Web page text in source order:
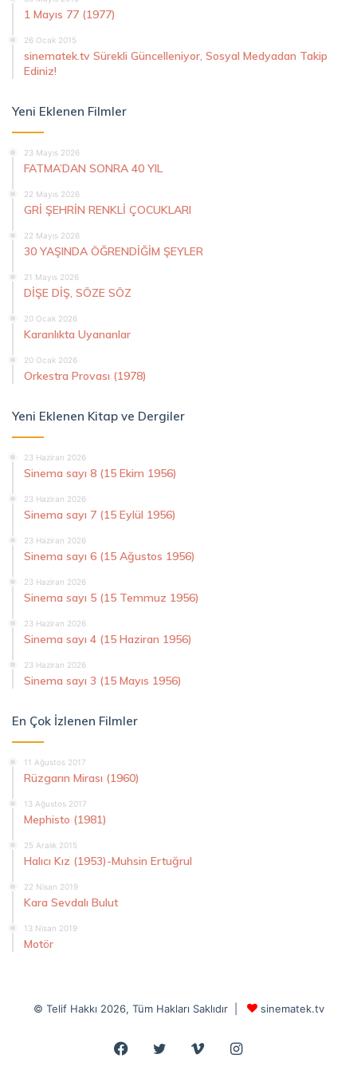
1 Mayıs 77 (1977)
26 Ocak 2015
sinematek.tv Sürekli Güncelleniyor, Sosyal Medyadan Takip
Ediniz!
Yeni Eklenen Filmler
23 Mayıs 2026
FATMA’DAN SONRA 40 YIL
22 Mayıs 2026
GRİ ŞEHRİN RENKLİ ÇOCUKLARI
22 Mayıs 2026
30 YAŞINDA ÖĞRENDİĞİM ŞEYLER
21 Mayıs 2026
DİŞE DİŞ, SÖZE SÖZ
20 Ocak 2026
Karanlıkta Uyananlar
20 Ocak 2026
Orkestra Provası (1978)
Yeni Eklenen Kitap ve Dergiler
23 Haziran 2026
Sinema sayı 8 (15 Ekim 1956)
23 Haziran 2026
Sinema sayı 7 (15 Eylül 1956)
23 Haziran 2026
Sinema sayı 6 (15 Ağustos 1956)
23 Haziran 2026
Sinema sayı 5 (15 Temmuz 1956)
23 Haziran 2026
Sinema sayı 4 (15 Haziran 1956)
23 Haziran 2026
Sinema sayı 3 (15 Mayıs 1956)
En Çok İzlenen Filmler
11 Ağustos 2017
Rüzgarın Mirası (1960)
13 Ağustos 2017
Mephisto (1981)
25 Aralık 2015
Halıcı Kız (1953)-Muhsin Ertuğrul
22 Nisan 2019
Kara Sevdalı Bulut
13 Nisan 2019
Motör
© Telif Hakkı 2026, Tüm Hakları Saklıdır | sinematek.tv
Facebook
Twitter VimeoInstagram